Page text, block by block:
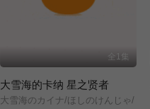
全1集
大雪海的卡纳 星之贤者
大雪海のカイナ/ほしのけんじゃ/